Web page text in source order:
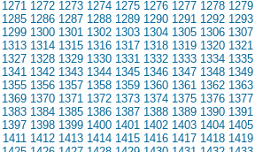
1271 1272 1273 1274 1275 1276 1277 1278 1279
1285 1286 1287 1288 1289 1290 1291 1292 1293
1299 1300 1301 1302 1303 1304 1305 1306 1307
1313 1314 1315 1316 1317 1318 1319 1320 1321
1327 1328 1329 1330 1331 1332 1333 1334 1335
1341 1342 1343 1344 1345 1346 1347 1348 1349
1355 1356 1357 1358 1359 1360 1361 1362 1363
1369 1370 1371 1372 1373 1374 1375 1376 1377
1383 1384 1385 1386 1387 1388 1389 1390 1391
1397 1398 1399 1400 1401 1402 1403 1404 1405
1411 1412 1413 1414 1415 1416 1417 1418 1419